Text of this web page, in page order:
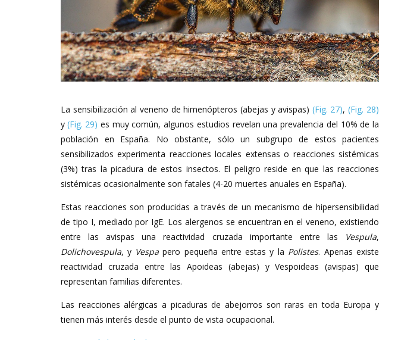
La sensibilización al veneno de himenópteros (abejas y avispas) (Fig. 27), (Fig. 28)
y (Fig. 29) es muy común, algunos estudios revelan una prevalencia del 10% de la
población en España. No obstante, sólo un subgrupo de estos pacientes
sensibilizados experimenta reacciones locales extensas o reacciones sistémicas
(3%) tras la picadura de estos insectos. El peligro reside en que las reacciones
sistémicas ocasionalmente son fatales (4-20 muertes anuales en España).
Estas reacciones son producidas a través de un mecanismo de hipersensibilidad
de tipo I, mediado por IgE. Los alergenos se encuentran en el veneno, existiendo
entre las avispas una reactividad cruzada importante entre las
Vespula,
Dolichovespula, y Vespa pero pequeña entre estas y la Polistes. Apenas existe
reactividad cruzada entre las Apoideas (abejas) y Vespoideas (avispas) que
representan familias diferentes.
Las reacciones alérgicas a picaduras de abejorros son raras en toda Europa y
tienen más interés desde el punto de vista ocupacional.